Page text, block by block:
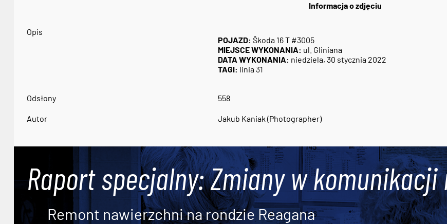
Informacja o zdjęciu
Opis
POJAZD: Škoda 16 T #3005
MIEJSCE WYKONANIA: ul. Gliniana
DATA WYKONANIA: niedziela, 30 stycznia 2022
TAGI: linia 31
Odsłony 558
Autor Jakub Kaniak (Photographer)
Raport specjalny: Zmiany w
Remont nawierzchni na rondzie Reagana